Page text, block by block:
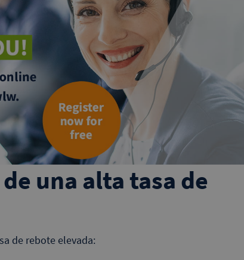
una alta tasa de
de rebote elevada: